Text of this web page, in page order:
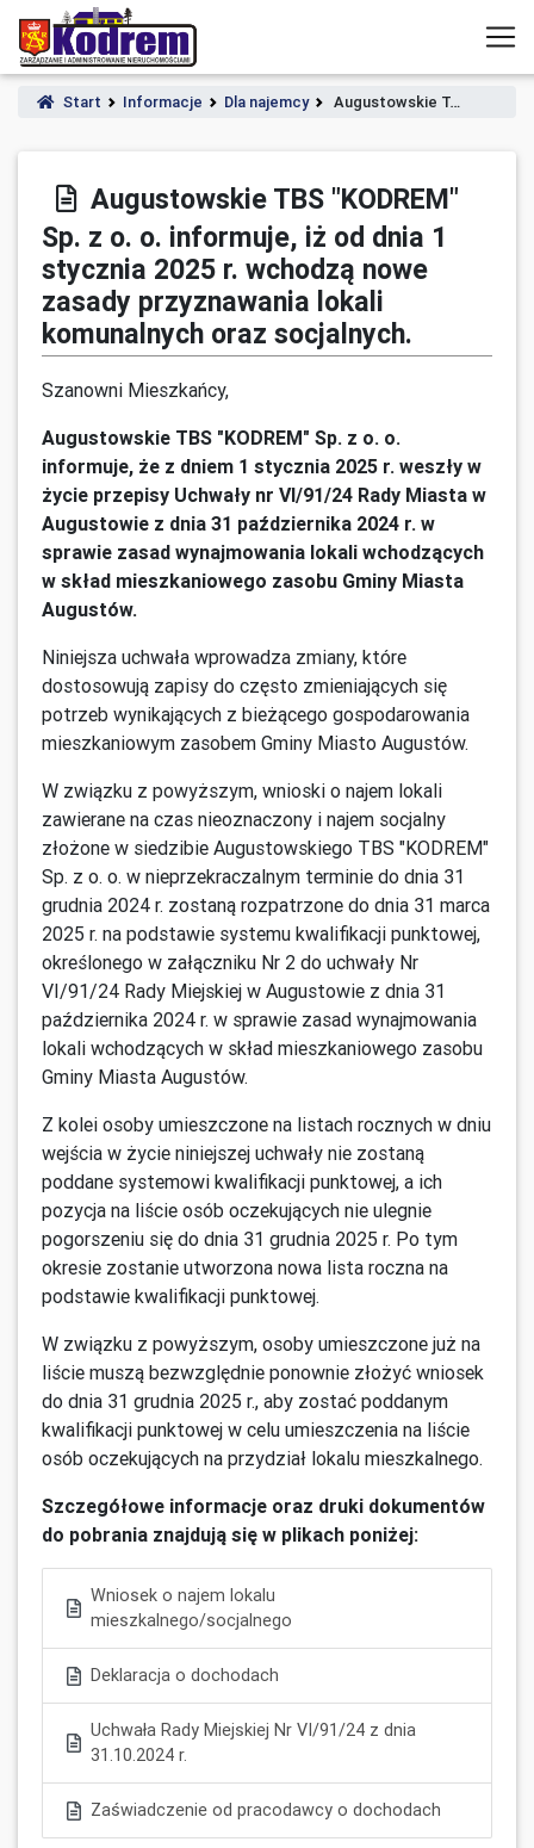
Start Informacje Dla najemcy Augustowskie T…
Augustowskie TBS "KODREM"
Sp. z o. o. informuje, iż od dnia 1
stycznia 2025 r. wchodzą nowe
zasady przyznawania lokali
komunalnych oraz socjalnych.
Szanowni Mieszkańcy,
Augustowskie TBS "KODREM" Sp. z o. o.
informuje, że z dniem 1 stycznia 2025 r. weszły w
życie przepisy Uchwały nr VI/91/24 Rady Miasta w
Augustowie z dnia 31 października 2024 r. w
sprawie zasad wynajmowania lokali wchodzących
w skład mieszkaniowego zasobu Gminy Miasta
Augustów.
Niniejsza uchwała wprowadza zmiany, które
dostosowują zapisy do często zmieniających się
potrzeb wynikających z bieżącego gospodarowania
mieszkaniowym zasobem Gminy Miasto Augustów.
W związku z powyższym, wnioski o najem lokali
zawierane na czas nieoznaczony i najem socjalny
złożone w siedzibie Augustowskiego TBS "KODREM"
Sp. z o. o. w nieprzekraczalnym terminie do dnia 31
grudnia 2024 r. zostaną rozpatrzone do dnia 31 marca
2025 r. na podstawie systemu kwalifikacji punktowej,
określonego w załączniku Nr 2 do uchwały Nr
VI/91/24 Rady Miejskiej w Augustowie z dnia 31
października 2024 r. w sprawie zasad wynajmowania
lokali wchodzących w skład mieszkaniowego zasobu
Gminy Miasta Augustów.
Z kolei osoby umieszczone na listach rocznych w dniu
wejścia w życie niniejszej uchwały nie zostaną
poddane systemowi kwalifikacji punktowej, a ich
pozycja na liście osób oczekujących nie ulegnie
pogorszeniu się do dnia 31 grudnia 2025 r. Po tym
okresie zostanie utworzona nowa lista roczna na
podstawie kwalifikacji punktowej.
W związku z powyższym, osoby umieszczone już na
liście muszą bezwzględnie ponownie złożyć wniosek
do dnia 31 grudnia 2025 r., aby zostać poddanym
kwalifikacji punktowej w celu umieszczenia na liście
osób oczekujących na przydział lokalu mieszkalnego.
Szczegółowe informacje oraz druki dokumentów
do pobrania znajdują się w plikach poniżej:
Wniosek o najem lokalu
mieszkalnego/socjalnego
Deklaracja o dochodach
Uchwała Rady Miejskiej Nr VI/91/24 z dnia
31.10.2024 r.
Zaświadczenie od pracodawcy o dochodach